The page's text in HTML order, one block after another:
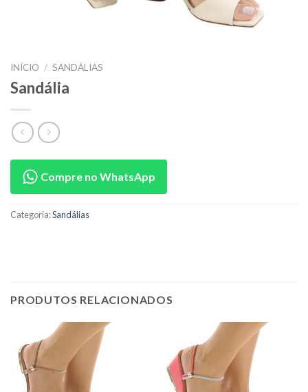
INÍCIO / SANDÁLIAS
Sandália
Compre no WhatsApp
Categoria:Sandálias
PRODUTOS RELACIONADOS